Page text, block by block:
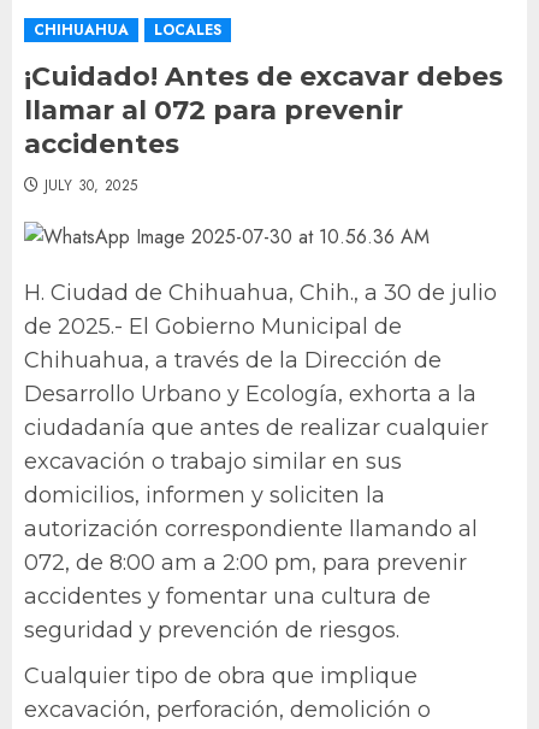
CHIHUAHUA LOCALES
¡Cuidado! Antes de excavar debes
llamar al 072 para prevenir
accidentes
JULY 30, 2025
H. Ciudad de Chihuahua, Chih., a 30 de julio
de 2025.- El Gobierno Municipal de
Chihuahua, a través de la Dirección de
Desarrollo Urbano y Ecología, exhorta a la
ciudadanía que antes de realizar cualquier
excavación o trabajo similar en sus
domicilios, informen y soliciten la
autorización correspondiente llamando al
072, de 8:00 am a 2:00 pm, para prevenir
accidentes y fomentar una cultura de
seguridad y prevención de riesgos.
Cualquier tipo de obra que implique
excavación, perforación, demolición o